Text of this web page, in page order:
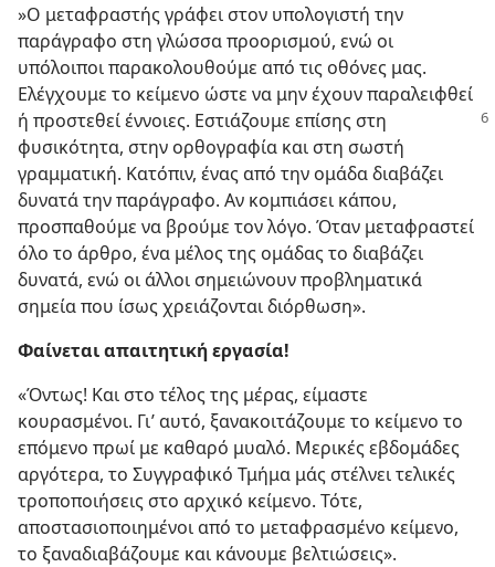
»Ο μεταφραστής γράφει στον υπολογιστή την
παράγραφο στη γλώσσα προορισμού, ενώ οι
υπόλοιποι παρακολουθούμε από τις οθόνες μας.
Ελέγχουμε το κείμενο ώστε να μην έχουν παραλειφθεί
ή προστεθεί έννοιες. Εστιάζουμε επίσης στη
φυσικότητα, στην ορθογραφία και στη σωστή
γραμματική. Κατόπιν, ένας από την ομάδα διαβάζει
δυνατά την παράγραφο. Αν κομπιάσει κάπου,
προσπαθούμε να βρούμε τον λόγο. Όταν μεταφραστεί
όλο το άρθρο, ένα μέλος της ομάδας το διαβάζει
δυνατά, ενώ οι άλλοι σημειώνουν προβληματικά
σημεία που ίσως χρειάζονται διόρθωση».
Φαίνεται απαιτητική εργασία!
«Όντως! Και στο τέλος της μέρας, είμαστε
κουρασμένοι. Γι’ αυτό, ξανακοιτάζουμε το κείμενο το
επόμενο πρωί με καθαρό μυαλό. Μερικές εβδομάδες
αργότερα, το Συγγραφικό Τμήμα μάς στέλνει τελικές
τροποποιήσεις στο αρχικό κείμενο. Τότε,
αποστασιοποιημένοι από το μεταφρασμένο κείμενο,
το ξαναδιαβάζουμε και κάνουμε βελτιώσεις».